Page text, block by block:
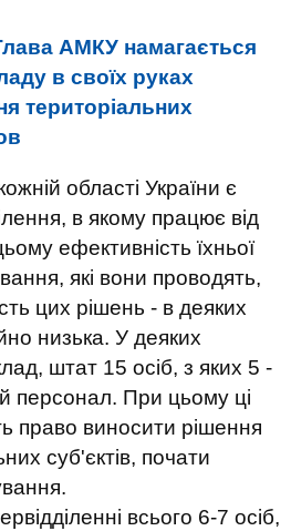
АМКУ намагається
в своїх руках
територіальних
області України є
в якому працює від
ефективність їхньої
які вони проводять,
цих рішень - в деяких
низька. У деяких
штат 15 осіб, з яких 5 -
персонал. При цьому ці
право виносити рішення
суб'єктів, почати
всього 6-7 осіб,